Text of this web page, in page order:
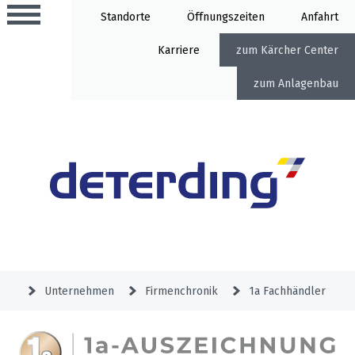
Standorte Öffnung Anfahrt
Karriere Kärcher Center
Anlagenbau
Aktionen
Angebote
Aktionen
&
Schlosserei
Unternehmen Firmenchronik 1a Fachhändler